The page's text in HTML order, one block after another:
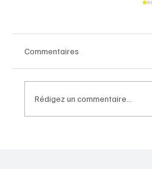
Commentaires
Rédigez un commentaire...